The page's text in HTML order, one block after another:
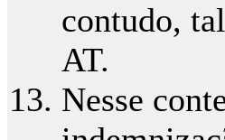
contudo,
AT.
Nesse